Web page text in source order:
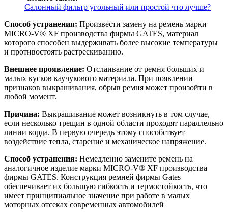
Салонный фильтр угольный или простой что лучше?
Способ устранения: Произвести замену на ремень марки
MICRO-V® XF производства фирмы GATES, материал
которого способен выдерживать более высокие температуры
и противостоять растрескиванию.
Внешнее проявление: Отслаивание от ремня больших и
малых кусков каучукового материала. При появлении
признаков выкрашивания, обрыв ремня может произойти в
любой момент.
Причина: Выкрашивание может возникнуть в том случае,
если несколько трещин в одной области проходят параллельно
линии корда. В первую очередь этому способствует
воздействие тепла, старение и механическое напряжение.
Способ устранения: Немедленно замените ремень на
аналогичное изделие марки MICRO-V® XF производства
фирмы GATES. Конструкция ремней фирмы Gates
обеспечивает их большую гибкость и термостойкость, что
имеет принципиальное значение при работе в малых
моторных отсеках современных автомобилей